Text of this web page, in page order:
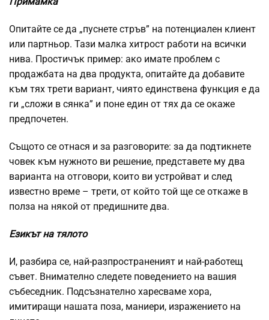
Опитайте се да „пуснете стръв” на потенциален клиент
или партньор. Тази малка хитрост работи на всички
нива. Простичък пример: ако имате проблем с
продажбата на два продукта, опитайте да добавите
към тях трети вариант, чиято единствена функция е да
ги „сложи в сянка” и поне един от тях да се окаже
предпочетен.
Същото се отнася и за разговорите: за да подтикнете
човек към нужното ви решение, представете му два
варианта на отговори, които ви устройват и след
известно време – трети, от който той ще се откаже в
полза на някой от предишните два.
Езикът на тялото
И, разбира се, най-разпространеният и най-работещ
съвет. Внимателно следете поведението на вашия
събеседник. Подсъзнателно харесваме хора,
имитиращи нашата поза, маниери, изражението на